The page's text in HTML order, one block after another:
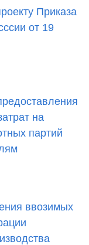
Приказа
от 19
на
партий
ввозимых